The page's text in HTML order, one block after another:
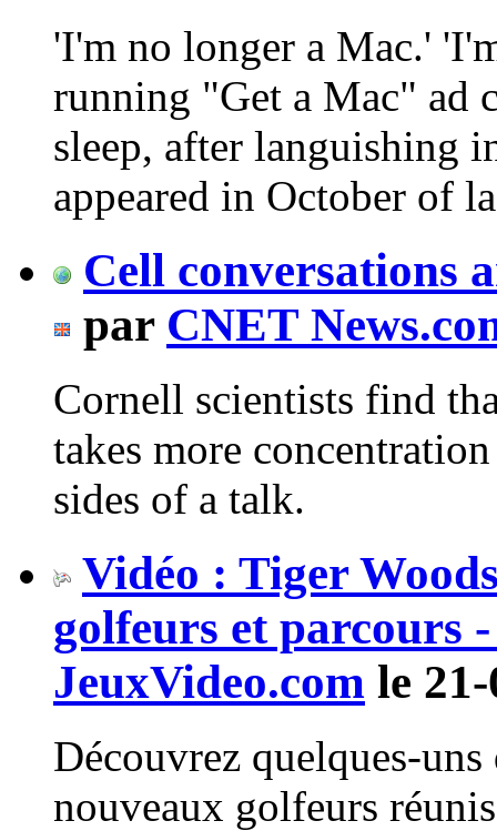
'I'm no longer a Mac.'
running "Get a Mac" ad
sleep, after languishing
appeared in October of
Cell conversations
par CNET
Cornell scientists find
takes more
sides of a talk.
Vidéo : Tiger
golfeurs et parcours -
JeuxVideo.com le
Découvrez quelques-
nouveaux golfeurs